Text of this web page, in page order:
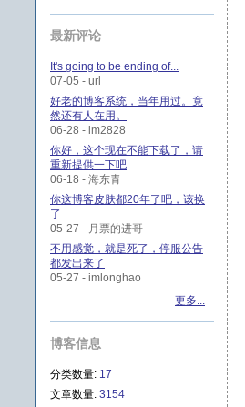
最新评论
It's going to be ending of...
07-05 - url
好老的博客系统，当年用过。竟
然还有人在用。
06-28 - im2828
你好，这个现在不能下载了，请
重新提供一下吧
06-18 - 海东青
你这博客皮肤都20年了吧，该换
了
05-27 - 月票的进哥
不用感觉，就是死了，停服公告
都发出来了
05-27 - imlonghao
更多...
博客信息
分类数量: 17
文章数量: 3154